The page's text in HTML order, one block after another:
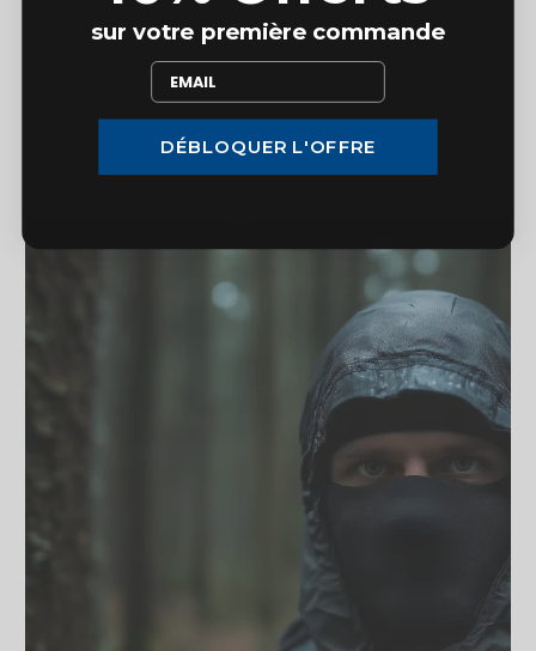
sur votre première commande
DÉBLOQUER L'OFFRE